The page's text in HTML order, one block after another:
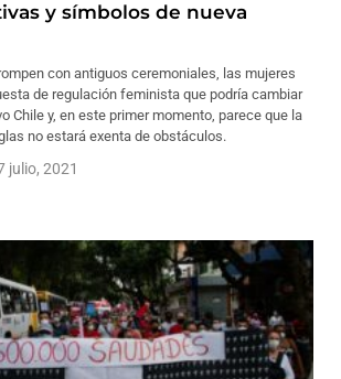
y símbolos de nueva
con antiguos ceremoniales, las mujeres
de regulación feminista que podría cambiar
Chile y, en este primer momento, parece que la
no estará exenta de obstáculos.
julio, 2021